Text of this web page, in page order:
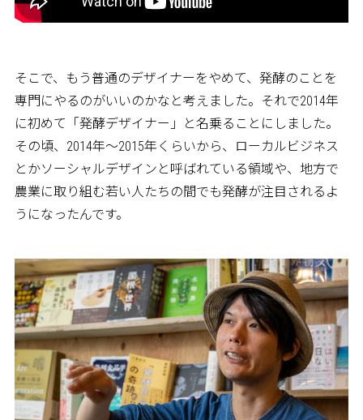
そこで、もう普通のデザイナーをやめて、発酵のことを
専門にやるのがいいのかなと考えました。それで2014年
に初めて「発酵デザイナー」と名乗ることにしました。
その頃、2014年～2015年くらいから、ローカルビジネス
とかソーシャルデザインと呼ばれている領域や、地方で
農業に取り組む若い人たちの間でも発酵が注目されるよ
うになったんです。